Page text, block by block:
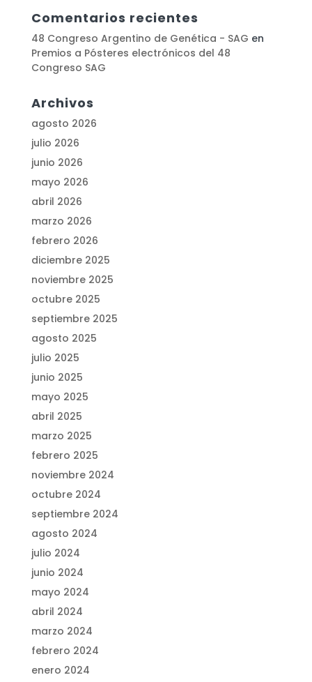
Comentarios recientes
48 Congreso Argentino de Genética - SAG en
Premios a Pósteres electrónicos del 48
Congreso SAG
Archivos
agosto 2026
julio 2026
junio 2026
mayo 2026
abril 2026
marzo 2026
febrero 2026
diciembre 2025
noviembre 2025
octubre 2025
septiembre 2025
agosto 2025
julio 2025
junio 2025
mayo 2025
abril 2025
marzo 2025
febrero 2025
noviembre 2024
octubre 2024
septiembre 2024
agosto 2024
julio 2024
junio 2024
mayo 2024
abril 2024
marzo 2024
febrero 2024
enero 2024